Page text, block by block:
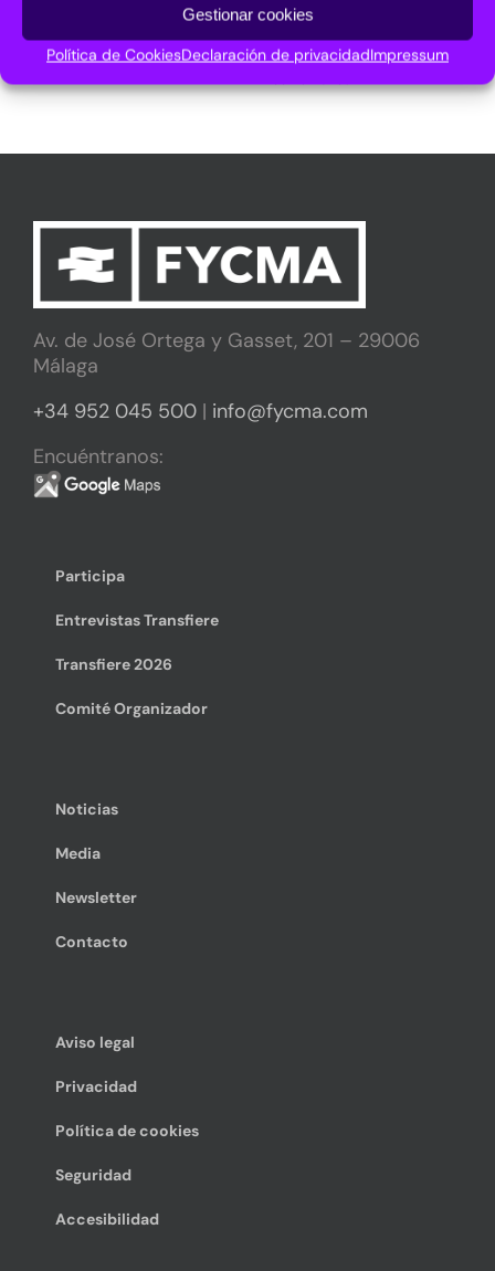
Gestionar cookies
Política de CookiesDeclaración de privacidadImpressum
Sin
Industrias Culturales y
Creativas
23 noviembre, 2022 | Sin
Av. de José Ortega y Gasset, 201 – 29006
Málaga
+34 952 045 500 | info@fycma.com
Encuéntranos:
Participa
Entrevistas Transfiere
Transfiere 2026
Comité Organizador
Noticias
Media
Newsletter
Contacto
Aviso legal
Privacidad
Política de cookies
Seguridad
Accesibilidad